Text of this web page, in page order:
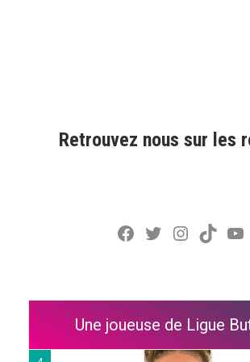
Retrouvez nous sur les
Facebook
Twitter
Instagram
TikTok
Une joueuse de Ligue